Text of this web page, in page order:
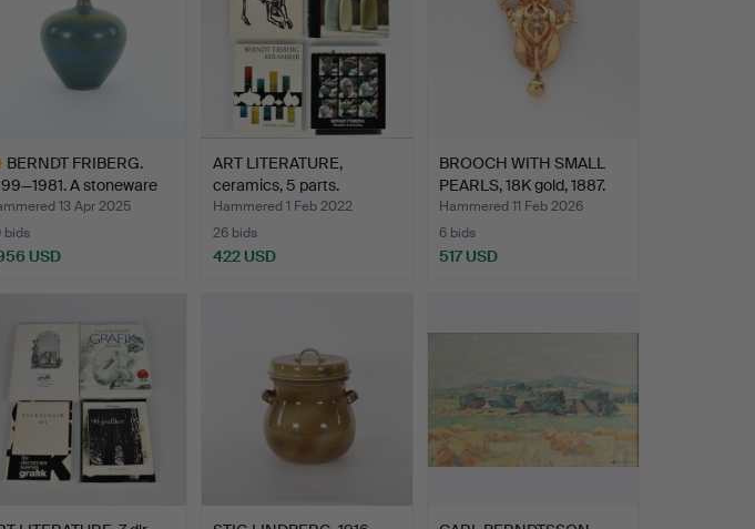
BERNDT FRIBERG.
A stoneware
13 Apr 2025
bids
USD
ART LITERATURE,
ceramics, 5 parts.
Hammered 1 Feb 2022
26 bids
422 USD
BROOCH WITH SMALL
PEARLS, 18K gold, 1887.
Hammered 11 Feb 2026
6 bids
517 USD